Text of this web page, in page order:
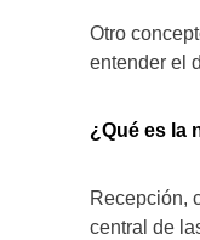
Otro
entender el
¿Qué es la
Recepción,
central de